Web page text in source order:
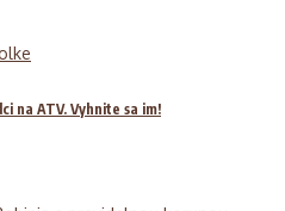
na ATV. Vyhnite sa im!